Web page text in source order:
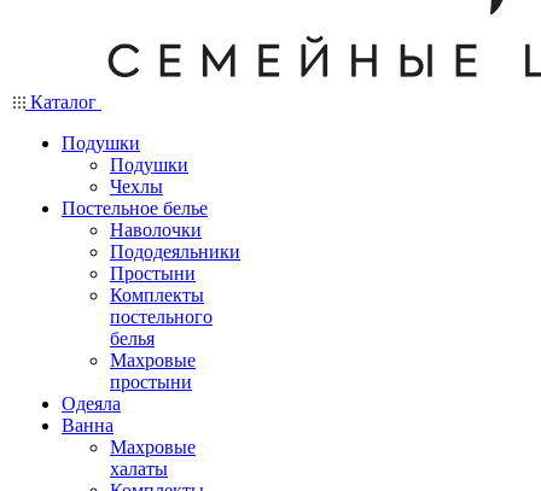
Каталог
Подушки
Подушки
Чехлы
Постельное белье
Наволочки
Пододеяльники
Простыни
Комплекты
постельного
белья
Махровые
простыни
Одеяла
Ванна
Махровые
халаты